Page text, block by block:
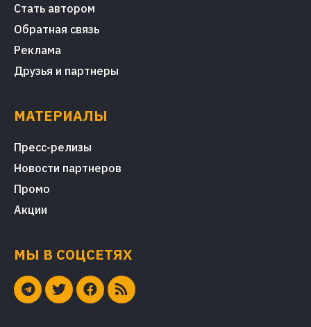
Стать автором
Обратная связь
Реклама
Друзья и партнеры
МАТЕРИАЛЫ
Пресс-релизы
Новости партнеров
Промо
Акции
МЫ В СОЦСЕТЯХ